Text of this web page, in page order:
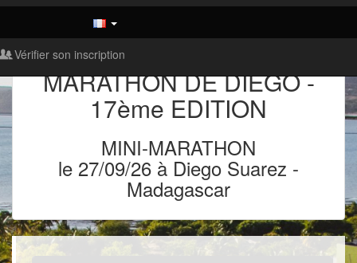
Vérifier son inscription
MARATHON DE DIEGO -
17ème EDITION
MINI-MARATHON
le 27/09/26 à Diego Suarez -
Madagascar